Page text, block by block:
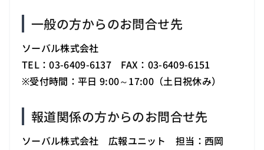
一般の方からのお問合せ先
ソーバル株式会社
TEL：03-6409-6137 FAX：03-6409-6151
※受付時間：平日 9:00～17:00（土日祝休み）
報道関係の方からのお問合せ先
ソーバル株式会社 広報ユニット 担当：西岡